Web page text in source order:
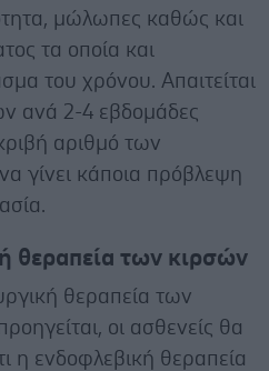
μώλωπες καθώς και
τα οποία και
του χρόνου. Απαιτείται
ανά 2-4 εβδομάδες
αριθμό των
γίνει κάποια πρόβλεψη
θεραπεία των κιρσών
θεραπεία των
οι ασθενείς θα
η ενδοφλεβική θεραπεία